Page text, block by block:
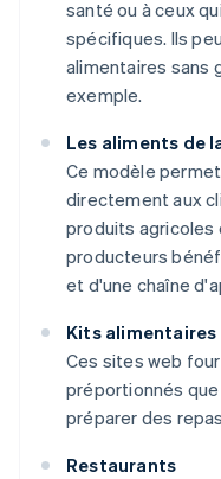
santé ou à ceux
spécifiques. Ils
alimentaires sans
exemple.
Les aliments de
Ce modèle
directement aux
produits agricoles
producteurs
et d'une chaîne
Kits
Ces sites web
préportionnés
préparer des
Restaurants